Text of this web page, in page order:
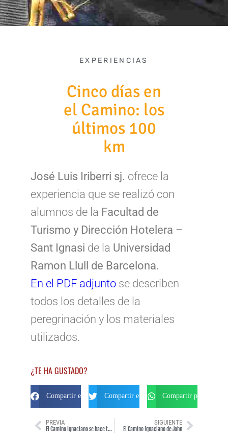
EXPERIENCIAS
Cinco días en
el Camino: los
últimos 100
km
José Luis Iriberri sj. ofrece la
experiencia que se realizó con
alumnos de la Facultad de
Turismo y Dirección Hotelera –
Sant Ignasi de la Universidad
Ramon Llull de Barcelona.
En el PDF adjunto se describen
todos los detalles de la
peregrinación y los materiales
utilizados.
¿TE HA GUSTADO?
Compartir en FacebookCompartir en TwitterCompartir por
PREVIA
El Camino Ignaciano se hace también en moto, la cabalgadura moderna (septiembre 2013)
SIGUIENTE
El Camino Ignaciano de John